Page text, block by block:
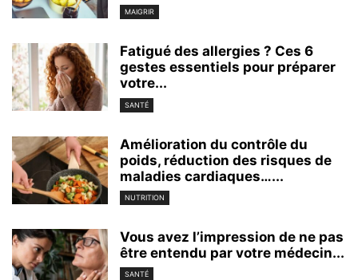
MAIGRIR
Fatigué des allergies ? Ces 6
gestes essentiels pour préparer
votre...
SANTÉ
Amélioration du contrôle du
poids, réduction des risques de
maladies cardiaques…...
NUTRITION
Vous avez l’impression de ne pas
être entendu par votre médecin...
SANTÉ